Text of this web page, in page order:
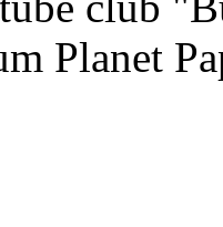
Planet